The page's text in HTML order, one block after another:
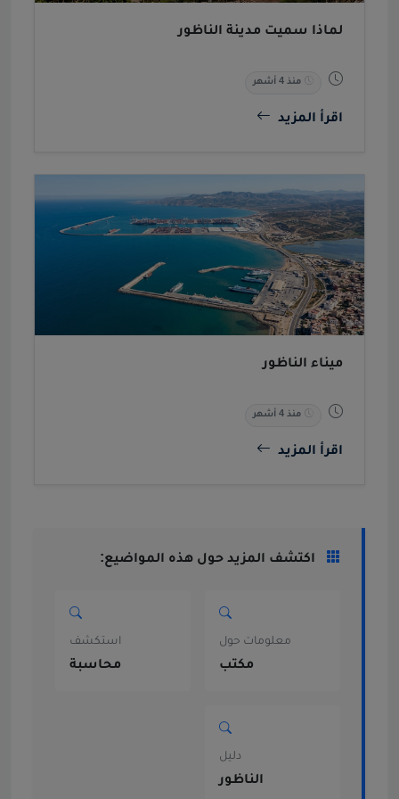
لماذا سميت مدينة الناظور
منذ 4 أشهر
اقرأ المزيد
ميناء الناظور
منذ 4 أشهر
اقرأ المزيد
اكتشف المزيد حول هذه المواضيع:
معلومات حول
مكتب
استكشف
محاسبة
دليل
الناظور